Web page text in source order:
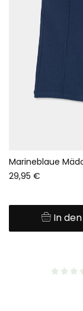
Marineblaue
29,95 €
In